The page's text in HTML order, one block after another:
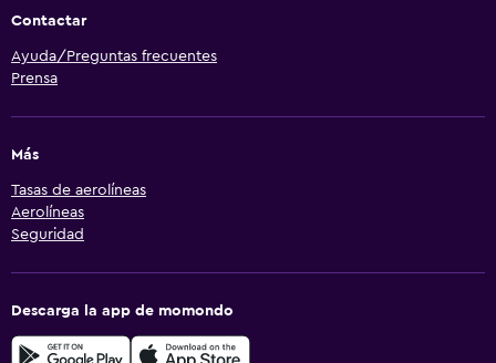
Contactar
Ayuda/Preguntas frecuentes
Prensa
Más
Tasas de aerolíneas
Aerolíneas
Seguridad
Descarga la app de momondo